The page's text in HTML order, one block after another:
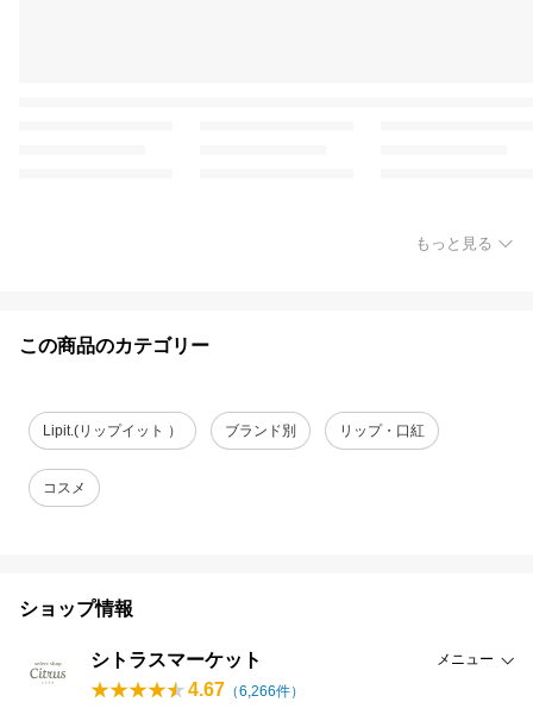
もっと見る
この商品のカテゴリー
Lipit.(リップイット ） ブランド別 リップ・口紅
コスメ
ショップ情報
シトラスマーケット メニュー
4.67 （6,266件）